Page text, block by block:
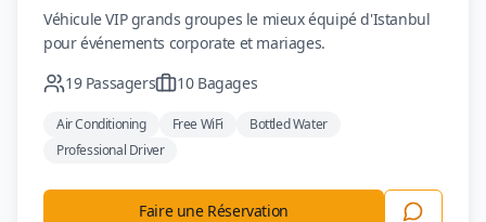
Véhicule VIP grands groupes le mieux équipé d'Istanbul
pour événements corporate et mariages.
19 Passagers 10 Bagages
Air Conditioning Free WiFi
Bottled Water
Professional Driver
Faire une Réservation